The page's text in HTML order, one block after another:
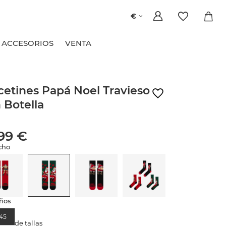
€
ACCESORIOS VENTA
Papá Noel Travieso
Botella
€
de tallas